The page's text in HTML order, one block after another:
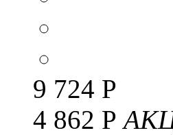
9 724 Р
4 862 Р